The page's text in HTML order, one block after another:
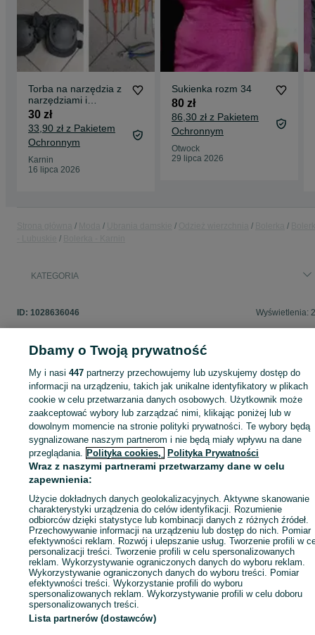
Torba na narzędzia z
narzędziami i
ochraniacze na
kolana 2 kaski UVEX
30 zł
33,90 zł z Pakietem
Ochronnym
Karnin
16 lipca 2026
Sukienka rozm 34
80 zł
86,30 zł z Pakietem
Ochronnym
Otwock
29 lipca 2026
KATEGORIA
ID: 1028636046 Wyświetlenia:
Zaloguj się lub załóż konto na OLX, aby skontaktować się z
sprzedającym
Zaloguj się / Załóż konto
Wyślij wiadomość Kup
Dbamy o Twoją prywatność
My i nasi447 partnerzy przechowujemy lub uzyskujemy dostęp do
informacji na urządzeniu, takich jak unikalne identyfikatory w plikach
cookie w celu przetwarzania danych osobowych. Użytkownik może
zaakceptować wybory lub zarządzać nimi, klikając poniżej lub w
dowolnym momencie na stronie polityki prywatności. Te wybory będą
sygnalizowane naszym partnerom i nie będą miały wpływu na dane
przeglądania. Polityka cookies, Polityka Prywatności
Wraz z naszymi partnerami przetwarzamy dane w celu
zapewnienia:
Użycie dokładnych danych geolokalizacyjnych. Aktywne skanowanie
charakterystyki urządzenia do celów identyfikacji. Rozumienie
odbiorców dzięki statystyce lub kombinacji danych z różnych źródeł.
Przechowywanie informacji na urządzeniu lub dostęp do nich. Pomiar
efektywności reklam. Rozwój i ulepszanie usług. Tworzenie profili w
personalizacji treści. Tworzenie profili w celu spersonalizowanych
reklam. Wykorzystywanie ograniczonych danych do wyboru reklam.
Wykorzystywanie ograniczonych danych do wyboru treści. Pomiar
efektywności treści. Wykorzystanie profili do wyboru
spersonalizowanych reklam. Wykorzystywanie profili w celu doboru
spersonalizowanych treści.
Lista partnerów (dostawców)